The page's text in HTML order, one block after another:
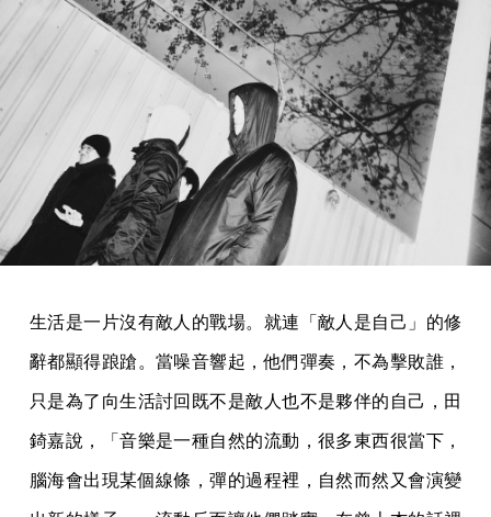
生活是一片沒有敵人的戰場。就連「敵人是自己」的修
辭都顯得踉蹌。當噪音響起，他們彈奏，不為擊敗誰，
只是為了向生活討回既不是敵人也不是夥伴的自己，田
錡嘉說，「音樂是一種自然的流動，很多東西很當下，
腦海會出現某個線條，彈的過程裡，自然而然又會演變